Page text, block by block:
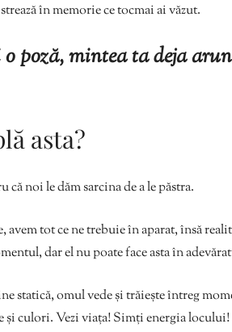
în memorie ce tocmai ai văzut.
poză, mintea ta deja
asta?
noi le dăm sarcina de a le păstra.
tot ce ne trebuie în aparat, însă
dar el nu poate face asta în
statică, omul vede și trăiește întreg
și culori. Vezi viața! Simți energia locului!